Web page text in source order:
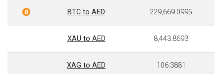
BTC to AED 229,669.0995
XAU to AED 8,443.8693
XAG to AED 106.3881